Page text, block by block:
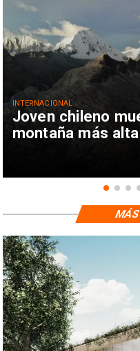
Joven chileno
montaña más
INTERNACIONAL